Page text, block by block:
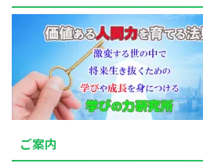
ご案内